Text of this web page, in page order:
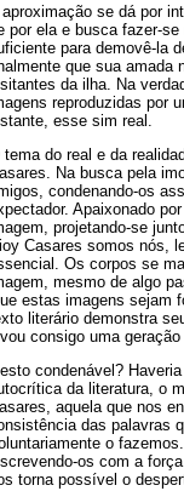
se dá por
por ela e busca fazer-
para demovê-la
que sua amada
da ilha. Na
reproduzidas por
esse sim real.
tema do real e da
Na busca pela
condenando-os
Apaixonado
projetando-se
Casares somos nós,
Os corpos se
mesmo de algo
estas imagens sejam
literário demonstra
consigo uma
condenável?
da literatura, o
aquela que nos
das palavras
o
os com a
torna possível o